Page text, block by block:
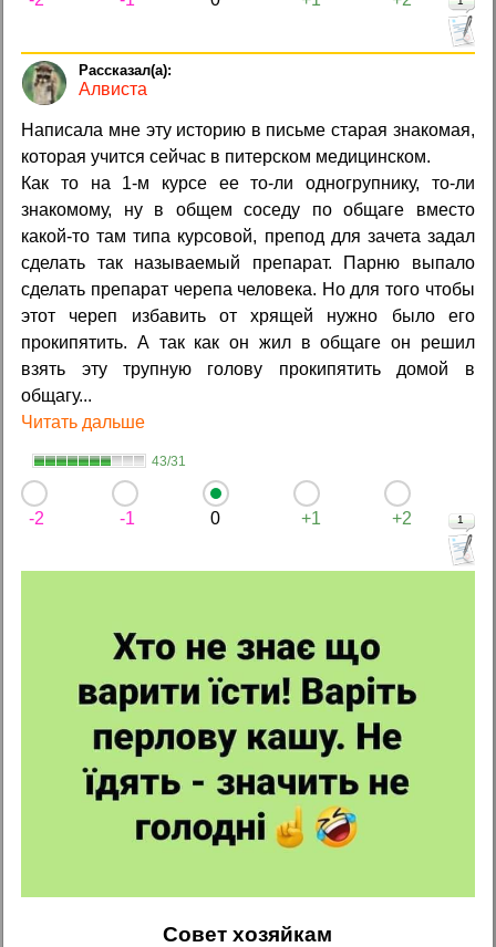
Алвиста
Написала мне эту историю в письме старая знакомая,
которая учится сейчас в питерском медицинском.
Как то на 1-м курсе ее то-ли одногрупнику, то-ли
знакомому, ну в общем соседу по общаге вместо
какой-то там типа курсовой, препод для зачета задал
сделать так называемый препарат. Парню выпало
сделать препарат черепа человека. Но для того чтобы
этот череп избавить от хрящей нужно было его
прокипятить. А так как он жил в общаге он решил
взять эту трупную голову прокипятить домой в
общагу...
Читать дальше
43/31
-2 -1 0 +1 +2 1
Совет хозяйкам